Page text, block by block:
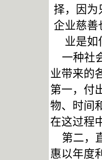
择，因为
企业慈善
业是如
一种社
业带来的
第一，付
物、时间
在这过程
第二，
惠以年度